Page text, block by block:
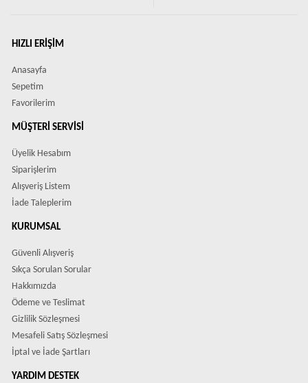
HIZLI ERIŞIM
Anasayfa
Sepetim
Favorilerim
MÜŞTERI SERVISI
Üyelik Hesabım
Siparişlerim
Alışveriş Listem
İade Taleplerim
KURUMSAL
Güvenli Alışveriş
Sıkça Sorulan Sorular
Hakkımızda
Ödeme ve Teslimat
Gizlilik Sözleşmesi
Mesafeli Satış Sözleşmesi
İptal ve İade Şartları
YARDIM DESTEK